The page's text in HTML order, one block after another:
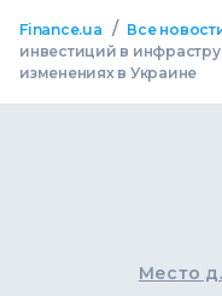
Finance.ua / Все
инвестиций в
изменениях в Украине
Место